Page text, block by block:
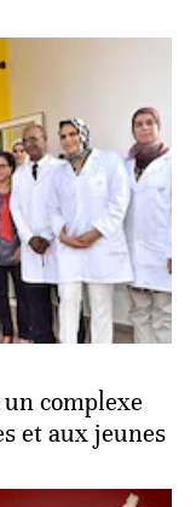
complexe
et aux jeunes